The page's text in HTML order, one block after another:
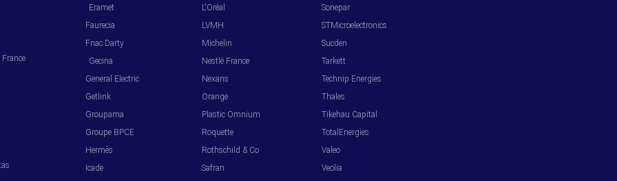
Eramet
Faurecia
Fnac Darty
Gecina
General Electric
Getlink
Groupama
Groupe BPCE
Hermès
Icade
L'Oréal
LVMH
Michelin
Nestlé France
Nexans
Orange
Plastic Omnium
Roquette
Rothschild & Co
Safran
Sonepar
STMicroelectronics
Sucden
Tarkett
Technip Energies
Thales
Tikehau Capital
TotalEnergies
Valeo
Veolia